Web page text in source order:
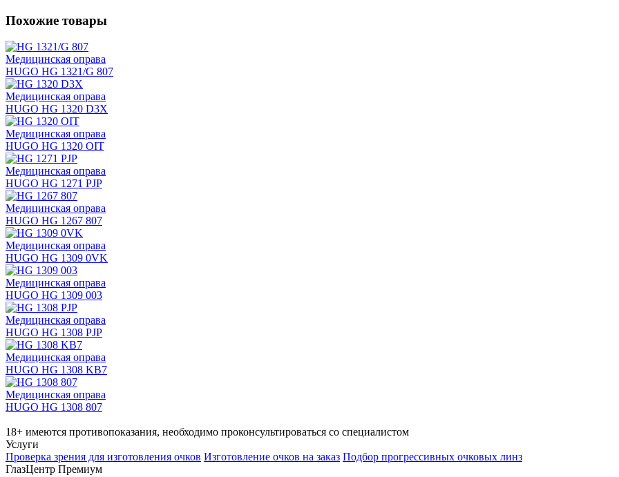
Похожие товары
Медицинская оправа
HUGO HG 1321/G 807
Медицинская оправа
HUGO HG 1320 D3X
Медицинская оправа
HUGO HG 1320 OIT
Медицинская оправа
HUGO HG 1271 PJP
Медицинская оправа
HUGO HG 1267 807
Медицинская оправа
HUGO HG 1309 0VK
Медицинская оправа
HUGO HG 1309 003
Медицинская оправа
HUGO HG 1308 PJP
Медицинская оправа
HUGO HG 1308 KB7
Медицинская оправа
HUGO HG 1308 807
18+ имеются противопоказания, необходимо проконсультироваться со специалистом
Услуги
Проверка зрения для изготовления очков Изготовление очков на заказ Подбор прогрессивных очковых линз
ГлазЦентр Премиум